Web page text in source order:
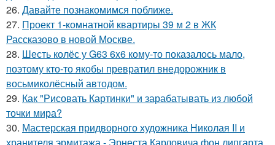
26. Давайте познакомимся поближе.
27. Проект 1-комнатной квартиры 39 м 2 в ЖК
Рассказово в новой Москве.
28. Шесть колёс у G63 6x6 кому-то показалось мало,
поэтому кто-то якобы превратил внедорожник в
восьмиколёсный автодом.
29. Как "Рисовать Картинки" и зарабатывать из любой
точки мира?
30. Мастерская придворного художника Николая II и